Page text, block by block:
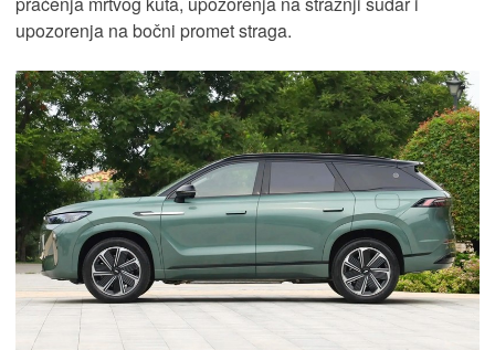
upozorenja na bočni promet straga.